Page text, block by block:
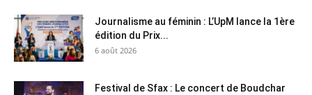
Journalisme au féminin : L’UpM lance la 1ère
édition du Prix...
6 août 2026
Festival de Sfax : Le concert de Boudchar